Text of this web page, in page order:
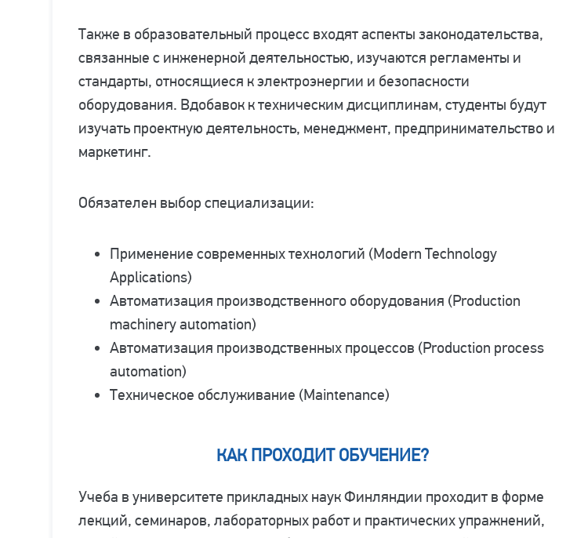
Также в образовательный процесс входят аспекты законодательства,
связанные с инженерной деятельностью, изучаются регламенты и
стандарты, относящиеся к электроэнергии и безопасности
оборудования. Вдобавок к техническим дисциплинам, студенты будут
изучать проектную деятельность, менеджмент, предпринимательство и
маркетинг.
Обязателен выбор специализации:
Применение современных технологий (Modern Technology
Applications)
Автоматизация производственного оборудования (Production
machinery automation)
Автоматизация производственных процессов (Production process
automation)
Техническое обслуживание (Maintenance)
КАК ПРОХОДИТ ОБУЧЕНИЕ?
Учеба в университете прикладных наук Финляндии проходит в форме
лекций, семинаров, лабораторных работ и практических упражнений,